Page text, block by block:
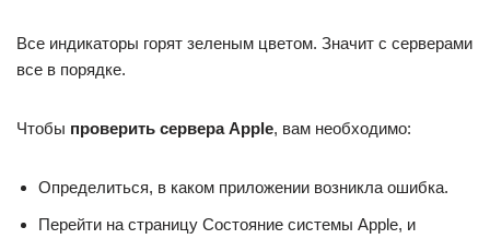
Все индикаторы горят зеленым цветом. Значит с серверами
все в порядке.
Чтобы проверить сервера Apple, вам необходимо:
Определиться, в каком приложении возникла ошибка.
Перейти на страницу Состояние системы Apple, и